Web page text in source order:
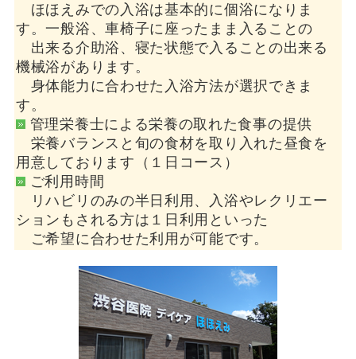
ほほえみでの入浴は基本的に個浴になりま
す。一般浴、車椅子に座ったまま入ることの
出来る介助浴、寝た状態で入ることの出来る
機械浴があります。
身体能力に合わせた入浴方法が選択できま
す。
管理栄養士による栄養の取れた食事の提供
栄養バランスと旬の食材を取り入れた昼食を
用意しております（１日コース）
ご利用時間
リハビリのみの半日利用、入浴やレクリエー
ションもされる方は１日利用といった
ご希望に合わせた利用が可能です。